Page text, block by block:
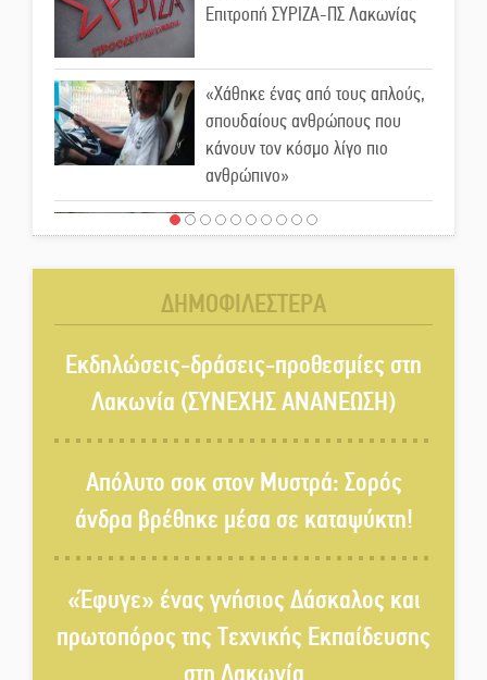
Επιτροπή ΣΥΡΙΖΑ-ΠΣ Λακωνίας
«Χάθηκε ένας από τους απλούς,
σπουδαίους ανθρώπους που
κάνουν τον κόσμο λίγο πιο
ανθρώπινο»
Χωρίς «διακοπές» η ΕΛΑΣ:
«Έφυγε» ένας γνήσιος Δάσκαλος
και πρωτοπόρος της Τεχνικής
Εκπαίδευσης στη Λακωνία
«Κλειστά» ανοιχτά προαύλια
στον Δ. Σπάρτης;
χορό και παράδοση
Σωτήρια επέμβαση για ναυτικό
ΔΗΜΟΦΙΛΕΣΤΕΡΑ
Εκδηλώσεις-δράσεις-προθεσμίες στη
Λακωνία (ΣΥΝΕΧΗΣ ΑΝΑΝΕΩΣΗ)
Απόλυτο σοκ στον Μυστρά: Σορός
άνδρα βρέθηκε μέσα σε καταψύκτη!
«Έφυγε» ένας γνήσιος Δάσκαλος και
πρωτοπόρος της Τεχνικής Εκπαίδευσης